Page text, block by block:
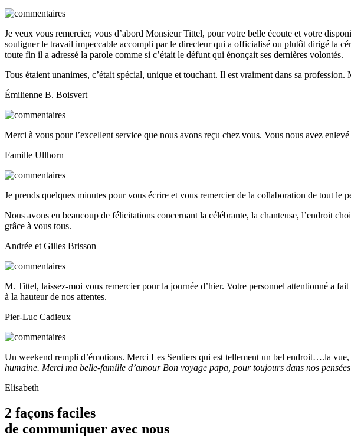
Je veux vous remercier, vous d’abord Monsieur Tittel, pour votre belle écoute et votre
souligner le travail impeccable accompli par le directeur qui a officialisé ou plutôt dirigé la
toute fin il a adressé la parole comme si c’était le défunt qui énonçait ses dernières volontés.
Tous étaient unanimes, c’était spécial, unique et touchant. Il est vraiment dans sa
Émilienne B. Boisvert
Merci à vous pour l’excellent service que nous avons reçu chez vous. Vous nous avez
Famille Ullhorn
Je prends quelques minutes pour vous écrire et vous remercier de la collaboration de tout
Nous avons eu beaucoup de félicitations concernant la célébrante, la chanteuse, l’endroit
grâce à vous tous.
Andrée et Gilles Brisson
M. Tittel, laissez-moi vous remercier pour la journée d’hier. Votre personnel attentionné a
à la hauteur de nos attentes.
Pier-Luc Cadieux
Un weekend rempli d’émotions. Merci Les Sentiers qui est tellement un bel endroit….la vue,
humaine. Merci ma belle-famille d’amour Bon voyage papa, pour toujours dans nos
Elisabeth
2 façons faciles
de communiquer avec nous